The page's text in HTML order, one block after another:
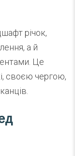
річок,
а й
Це
своєю чергою,